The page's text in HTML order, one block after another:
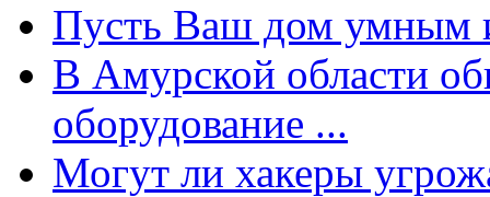
Пусть Ваш дом умным
В Амурской области
оборудование ...
Могут ли хакеры